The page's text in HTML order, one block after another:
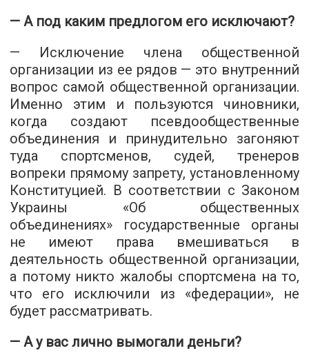
— А под каким предлогом его исключают?
— Исключение члена общественной
организации из ее рядов — это внутренний
вопрос самой общественной организации.
Именно этим и пользуются чиновники,
когда создают псевдообщественные
объединения и принудительно загоняют
туда спортсменов, судей, тренеров
вопреки прямому запрету, установленному
Конституцией. В соответствии с Законом
Украины «Об общественных
объединениях» государственные органы
не имеют права вмешиваться в
деятельность общественной организации,
а потому никто жалобы спортсмена на то,
что его исключили из «федерации», не
будет рассматривать.
— А у вас лично вымогали деньги?